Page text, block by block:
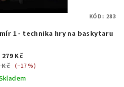
1 - technika hry na baskytaru
279 Kč
Kč (–17 %)
KÓD: 283